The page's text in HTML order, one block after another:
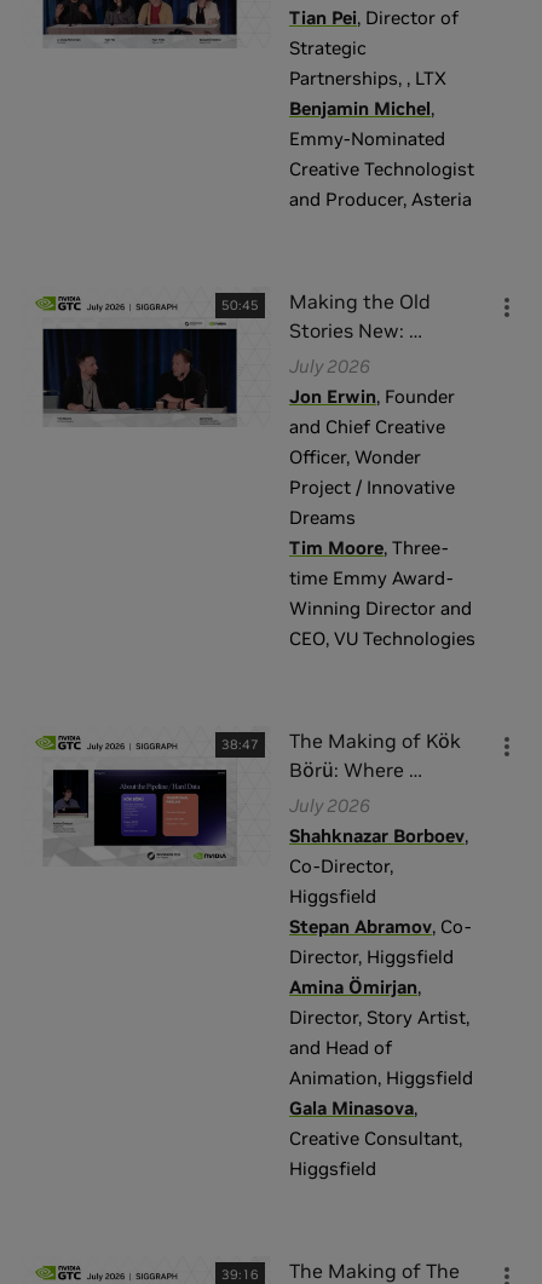
Tian Pei, Director of
Strategic
Partnerships, , LTX
Benjamin Michel,
Emmy-Nominated
Creative Technologist
and Producer, Asteria
50:45
Making the Old
Stories New: …
July 2026
Jon Erwin, Founder
and Chief Creative
Officer, Wonder
Project / Innovative
Dreams
Tim Moore, Three-
time Emmy Award-
Winning Director and
CEO, VU Technologies
38:47
The Making of Kök
Börü: Where …
July 2026
Shahknazar Borboev,
Co-Director,
Higgsfield
Stepan Abramov, Co-
Director, Higgsfield
Amina Ömirjan,
Director, Story Artist,
and Head of
Animation, Higgsfield
Gala Minasova,
Creative Consultant,
Higgsfield
39:16 The Making of The